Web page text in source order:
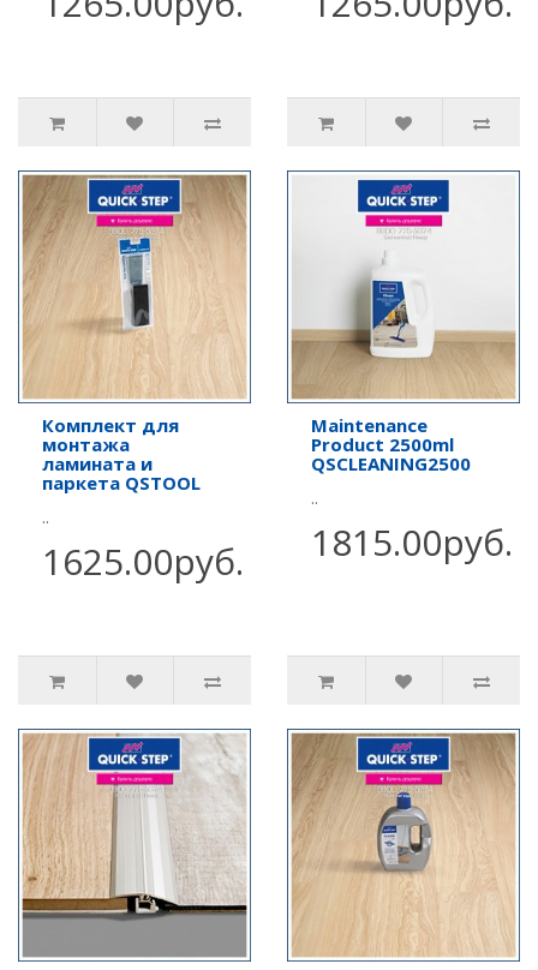
Комплект для
монтажа
ламината и
паркета QSTOOL
..
1625.00руб.
Maintenance
Product 2500ml
QSCLEANING2500
..
1815.00руб.